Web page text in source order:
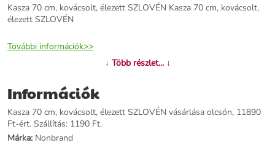
Kasza 70 cm, kovácsolt, élezett SZLOVÉN Kasza 70 cm, kovácsolt,
élezett SZLOVÉN
További információk>>
↓ Több részlet... ↓
Információk
Kasza 70 cm, kovácsolt, élezett SZLOVÉN vásárlása olcsón, 11890
Ft-ért. Szállítás: 1190 Ft.
Márka: Nonbrand